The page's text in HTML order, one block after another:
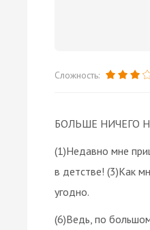
Сложность:
БОЛЬШЕ НИЧЕГО
(1)Недавно мне
в детстве! (3)Как
угодно.
(6)Ведь, по